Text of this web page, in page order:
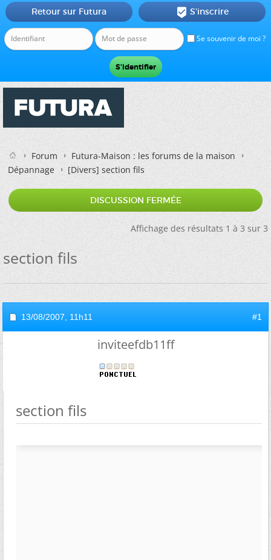
Se souvenir de moi ?
Retour sur Futura  S'inscrire
Forum
Futura-Maison : les forums de la maison
Dépannage
[Divers]section fils
DISCUSSION FERMÉE
Affichage des résultats 1 à 3 sur 3
section fils
13/08/2007, 11h11 #1
inviteefdb11ff
section fils